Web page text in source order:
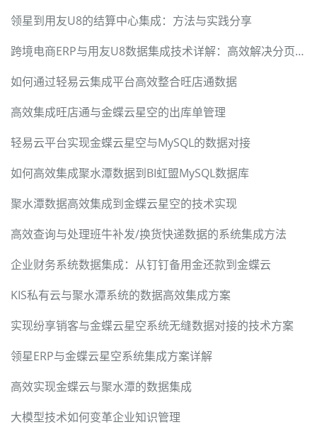
领星到用友U8的结算中心集成：方法与实践分享
跨境电商ERP与用友U8数据集成技术详解：高效解决分页限流与数据映射难题
如何通过轻易云集成平台高效整合旺店通数据
高效集成旺店通与金蝶云星空的出库单管理
轻易云平台实现金蝶云星空与MySQL的数据对接
如何高效集成聚水潭数据到BI虹盟MySQL数据库
聚水潭数据高效集成到金蝶云星空的技术实现
高效查询与处理班牛补发/换货快递数据的系统集成方法
企业财务系统数据集成：从钉钉备用金还款到金蝶云
KIS私有云与聚水潭系统的数据高效集成方案
实现纷享销客与金蝶云星空系统无缝数据对接的技术方案
领星ERP与金蝶云星空系统集成方案详解
高效实现金蝶云与聚水潭的数据集成
大模型技术如何变革企业知识管理